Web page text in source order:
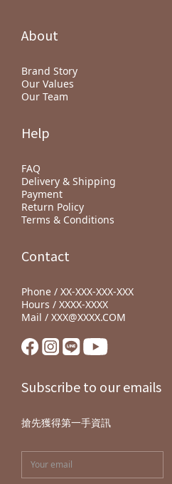
的風味各有不同，但一定會有柑橘
的就是巴拿馬藝妓，瓜地馬拉藝妓
國…等，但口味上與巴拿馬的比較
功的藝妓咖啡豆，你也可以嘗試看看。 （圖片來源：upslah）
咖啡品質穩定、價格不斐，撇除這
咖啡的面目！ ✏【延伸閱讀，這些文章你也會有興趣】 1. 品啜咖啡
選適合你的濾杯(下) 4. 沒喝完的啤
計師的佈置加分小撇步！６
About
Brand Story
Our Values
Our Team
Help
FAQ
Delivery & Shipping
Payment
Return Policy
Terms & Conditions
Contact
Phone / XX-XXX-XXX-XXX
Hours / XXXX-XXXX
Mail / XXX@XXXX.COM
Subscribe to our emails
搶先獲得第一手資訊